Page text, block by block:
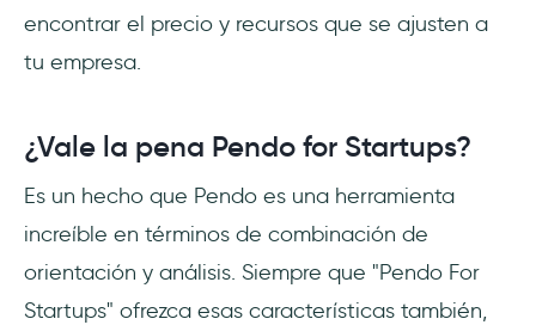
encontrar el precio y recursos que se ajusten a
tu empresa.
¿Vale la pena Pendo for Startups?
Es un hecho que Pendo es una herramienta
increíble en términos de combinación de
orientación y análisis. Siempre que "Pendo For
Startups" ofrezca esas características también,